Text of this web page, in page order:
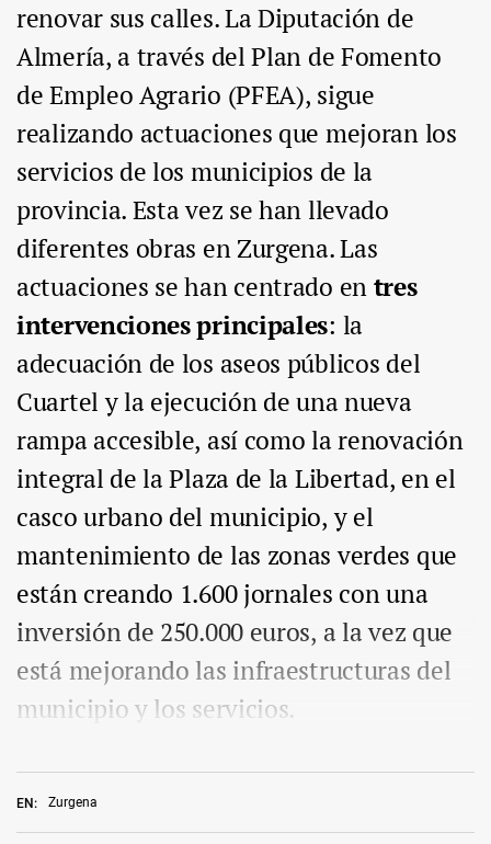
EN: Zurgena
renovar sus calles. La Diputación de
Almería, a través del Plan de Fomento
de Empleo Agrario (PFEA), sigue
realizando actuaciones que mejoran los
servicios de los municipios de la
provincia. Esta vez se han llevado
diferentes obras en Zurgena. Las
actuaciones se han centrado entres
intervenciones principales: la
adecuación de los aseos públicos del
Cuartel y la ejecución de una nueva
rampa accesible, así como la renovación
integral de la Plaza de la Libertad, en el
casco urbano del municipio, y el
mantenimiento de las zonas verdes que
están creando 1.600 jornales con una
inversión de 250.000 euros, a la vez que
está mejorando las infraestructuras del
municipio y los servicios.